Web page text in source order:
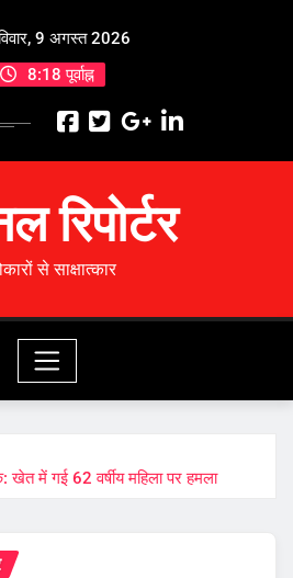
9 अगस्त 2026
8:18 पूर्वाह्न
रिपोर्टर
से साक्षात्कार
में गई 62 वर्षीय महिला पर हमला